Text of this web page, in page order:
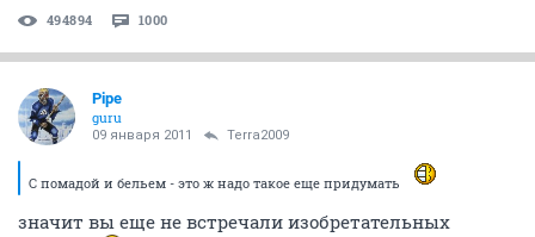
494894 1000
Pipe
guru
09 января 2011 Terra2009
С помадой и бельем - это ж надо такое еще придумать
значит вы еще не встречали изобретательных